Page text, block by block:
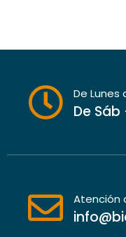
De Lunes
De
Atención